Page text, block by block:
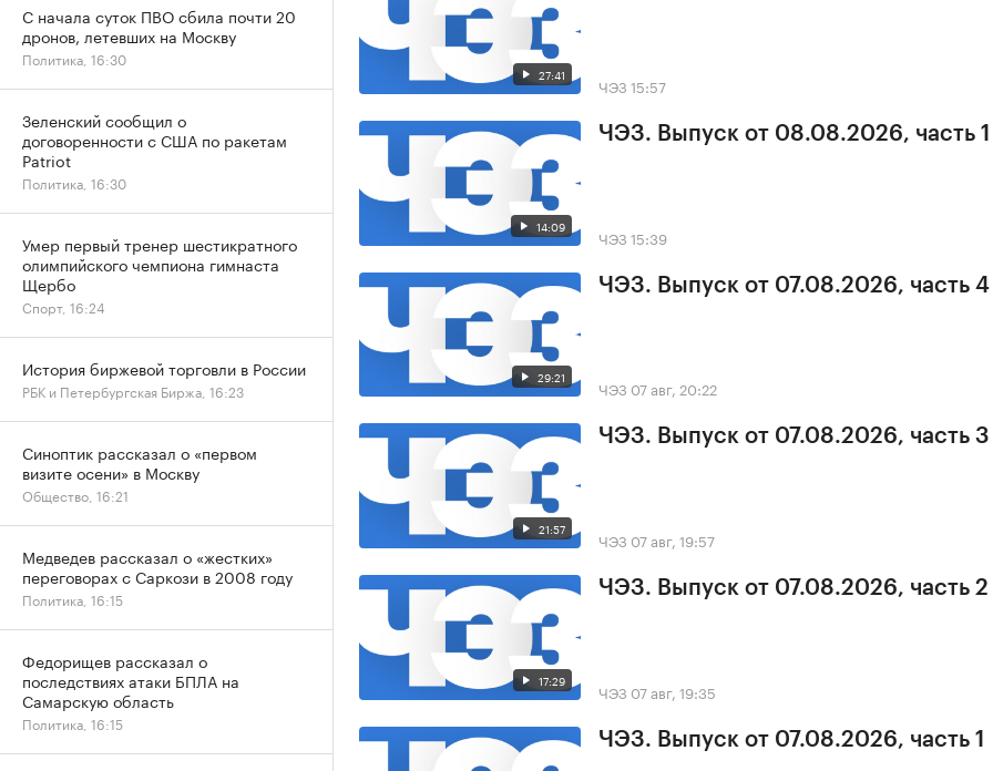
27:41 ЧЭЗ 15:57
14:09
ЧЭЗ. Выпуск от 08.08.2026, часть 1
ЧЭЗ 15:39
29:21
ЧЭЗ. Выпуск от 07.08.2026, часть 4
ЧЭЗ 07 авг, 20:22
21:57
ЧЭЗ. Выпуск от 07.08.2026, часть 3
ЧЭЗ 07 авг, 19:57
17:29
ЧЭЗ. Выпуск от 07.08.2026, часть 2
ЧЭЗ 07 авг, 19:35
ЧЭЗ. Выпуск от 07.08.2026, часть 1
С начала суток ПВО сбила почти 20
дронов, летевших на Москву
Политика, 16:30
Зеленский сообщил о
договоренности с США по ракетам
Patriot
Политика, 16:30
Умер первый тренер шестикратного
олимпийского чемпиона гимнаста
Щербо
Спорт, 16:24
История биржевой торговли в России
РБК и Петербургская Биржа, 16:23
Синоптик рассказал о «первом
визите осени» в Москву
Общество, 16:21
Медведев рассказал о «жестких»
переговорах с Саркози в 2008 году
Политика, 16:15
Федорищев рассказал о
последствиях атаки БПЛА на
Самарскую область
Политика, 16:15